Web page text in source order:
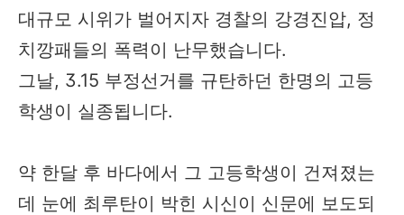
대규모 시위가 벌어지자 경찰의 강경진압, 정
치깡패들의 폭력이 난무했습니다.
그날, 3.15 부정선거를 규탄하던 한명의 고등
학생이 실종됩니다.
약 한달 후 바다에서 그 고등학생이 건져졌는
데 눈에 최루탄이 박힌 시신이 신문에 보도되